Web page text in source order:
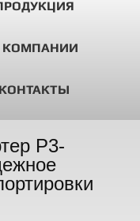
КОМПАНИИ
КОНТАКТЫ
Р3-